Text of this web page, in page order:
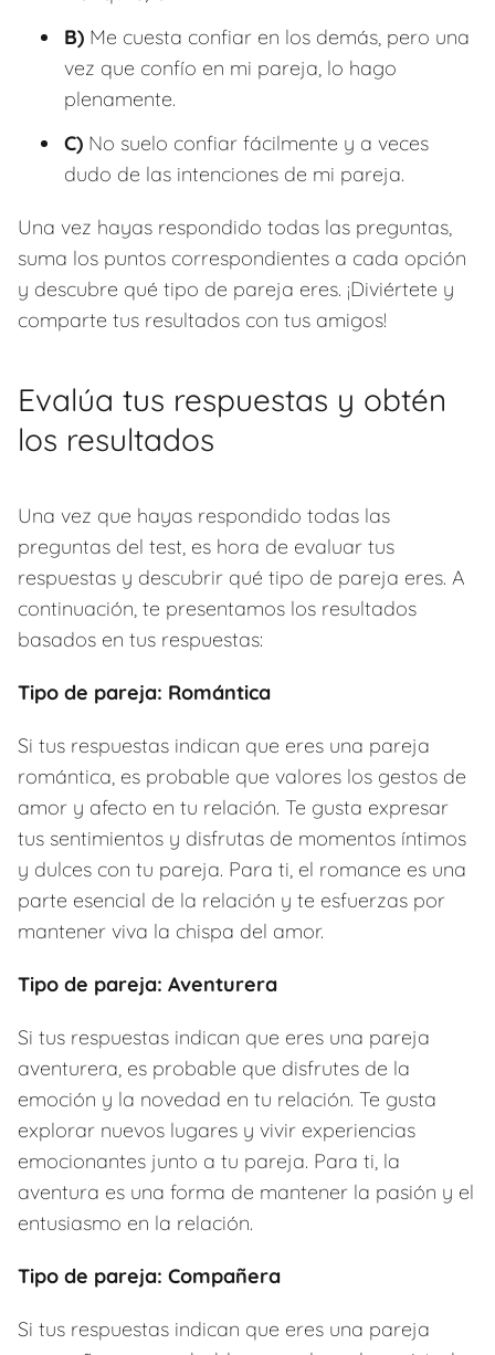
B) Me cuesta confiar en los demás, pero una
vez que confío en mi pareja, lo hago
plenamente.
C) No suelo confiar fácilmente y a veces
dudo de las intenciones de mi pareja.
Una vez hayas respondido todas las preguntas,
suma los puntos correspondientes a cada opción
y descubre qué tipo de pareja eres. ¡Diviértete y
comparte tus resultados con tus amigos!
Evalúa tus respuestas y obtén
los resultados
Una vez que hayas respondido todas las
preguntas del test, es hora de evaluar tus
respuestas y descubrir qué tipo de pareja eres. A
continuación, te presentamos los resultados
basados en tus respuestas:
Tipo de pareja: Romántica
Si tus respuestas indican que eres una pareja
romántica, es probable que valores los gestos de
amor y afecto en tu relación. Te gusta expresar
tus sentimientos y disfrutas de momentos íntimos
y dulces con tu pareja. Para ti, el romance es una
parte esencial de la relación y te esfuerzas por
mantener viva la chispa del amor.
Tipo de pareja: Aventurera
Si tus respuestas indican que eres una pareja
aventurera, es probable que disfrutes de la
emoción y la novedad en tu relación. Te gusta
explorar nuevos lugares y vivir experiencias
emocionantes junto a tu pareja. Para ti, la
aventura es una forma de mantener la pasión y el
entusiasmo en la relación.
Tipo de pareja: Compañera
Si tus respuestas indican que eres una pareja